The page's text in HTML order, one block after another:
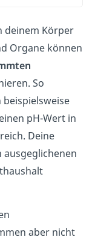
deinem Körper
Organe können
So
pH-Wert in
Deine
ausgeglichenen
aber nicht